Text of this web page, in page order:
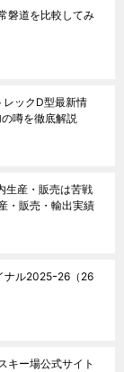
磐道を比較してみ
レックD型最新情
噂を徹底解説
生産・販売は苦戦
・販売・輸出実績
ナル2025ｰ26 （26
キー場公式サイト